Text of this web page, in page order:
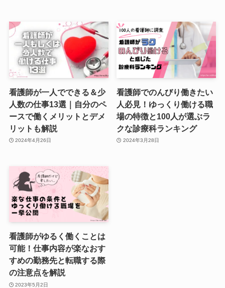
看護師が一人でできる＆少
人数の仕事13選｜自分のペ
ースで働くメリットとデメ
リットも解説
2024年4月26日
看護師でのんびり働きたい
人必見！ゆっくり働ける職
場の特徴と100人が選ぶラ
クな診療科ランキング
2024年3月28日
看護師がゆるく働くことは
可能！仕事内容が楽なおす
すめの勤務先と転職する際
の注意点を解説
2023年5月2日